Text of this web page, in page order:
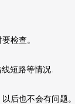
检查。
短路等情况.
后也不会有问题。